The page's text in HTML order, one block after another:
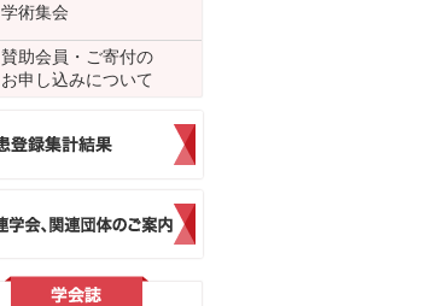
学術集会
賛助会員・ご寄付の
お申し込みについて